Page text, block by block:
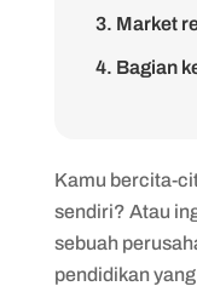
3. Market
4. Bagian
Kamu bercita-
sendiri? Atau
sebuah
pendidikan